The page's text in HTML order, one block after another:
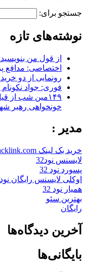
جستجو برای:
نوشته‌های تازه
از قول من
اختصاصی: مدافع
رونمایی از دو
فوری: جواد
۱۴۹مین شب از
خونخواهی رهبر
مدیر :
خرید بک لینک behtarinbacklink.com
لایسنس نود32
پسورد نود 32
اوکلی لایسنس رایگان نود 32
همیار نود 32
بهترین سئو
رایگان
آخرین دیدگاه‌ها
بایگانی‌ها